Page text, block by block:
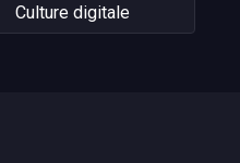
Culture digitale